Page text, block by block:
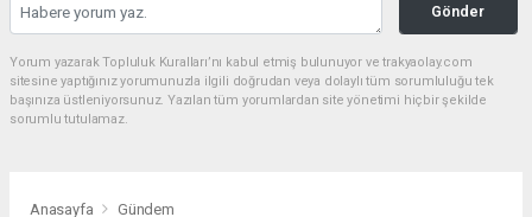
Gönder
Yorum yazarak Topluluk Kuralları’nı kabul etmiş bulunuyor ve trakyaolay.com
sitesine yaptığınız yorumunuzla ilgili doğrudan veya dolaylı tüm sorumluluğu tek
başınıza üstleniyorsunuz. Yazılan tüm yorumlardan site yönetimi hiçbir şekilde
sorumlu tutulamaz.
Anasayfa Gündem